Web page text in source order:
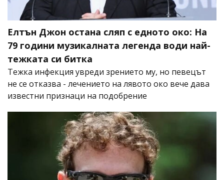
Елтън Джон остана сляп с едното око: На
79 години музикалната легенда води най-
тежката си битка
Тежка инфекция увреди зрението му, но певецът
не се отказва - лечението на лявото око вече дава
известни признаци на подобрение